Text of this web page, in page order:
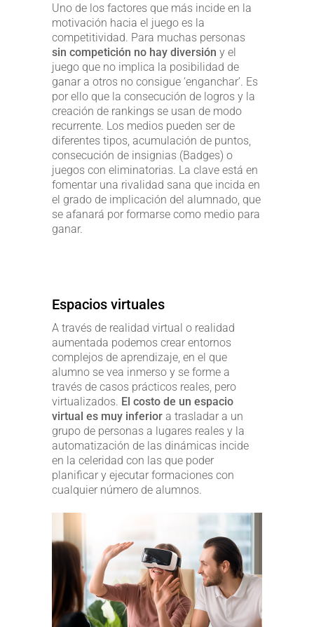
Uno de los factores que más incide en la
motivación hacia el juego es la
competitividad. Para muchas personas
sin competición no hay diversión y el
juego que no implica la posibilidad de
ganar a otros no consigue ‘enganchar’. Es
por ello que la consecución de logros y la
creación de rankings se usan de modo
recurrente. Los medios pueden ser de
diferentes tipos, acumulación de puntos,
consecución de insignias (Badges) o
juegos con eliminatorias. La clave está en
fomentar una rivalidad sana que incida en
el grado de implicación del alumnado, que
se afanará por formarse como medio para
ganar.
Espacios virtuales
A través de realidad virtual o realidad
aumentada podemos crear entornos
complejos de aprendizaje, en el que
alumno se vea inmerso y se forme a
través de casos prácticos reales, pero
virtualizados. El costo de un espacio
virtual es muy inferior a trasladar a un
grupo de personas a lugares reales y la
automatización de las dinámicas incide
en la celeridad con las que poder
planificar y ejecutar formaciones con
cualquier número de alumnos.